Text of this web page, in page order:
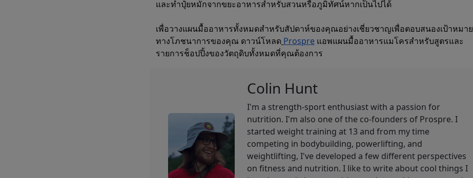
และทำปุ๋ยหมักจากขยะอาหารสำหรับสวนหรือภูมิทัศน์หากเป็นไปได้
เพื่อวางแผนมื้ออาหารทั้งหมดสำหรับสัปดาห์ของคุณอย่างเชี่ยวชาญเพื่อตอบสนองเป้าหมาย
ทางโภชนาการของคุณ ดาวน์โหลด Prospre แอพแผนมื้ออาหารแมโครสำหรับสูตรและ
รายการช็อปปิ้งของวัตถุดิบทั้งหมดที่คุณต้องการ
Colin Hunt
I'm a strength-sport enthusiast with a passion for
nutrition. I'm also one of the co-founders of Prospre. I
started weight training at 13 and from my time
competing in bodybuilding, powerlifting, and
weightlifting, I've developed a few different perspectives
on fitness and nutrition. I like to write about cool things I